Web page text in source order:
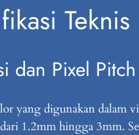
dan Pixel
yang digunakan dalam
1.2mm hingga 3mm.